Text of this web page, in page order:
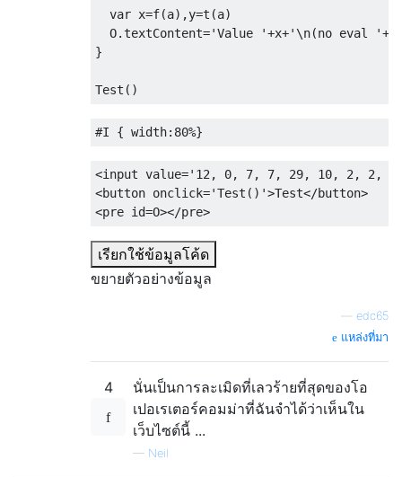
var x=f(a),y=t (a)
  O
.textContent='Value '+x+'\n(no eval '+
}
Test ()
#I { width: 80%}
<input value='12, 0, 7, 7, 29, 10, 2, 2,
<button onclick='Test () '>Test</button>
<pre id=O></pre>
เรียกใช้ข้อมูลโค้ด
ขยายตัวอย่างข้อมูล
edc65
แหล่งที่มา
4
นั่นเป็นการละเมิดที่เลวร้ายที่สุดของโอ
เปอเรเตอร์คอมม่าที่ฉันจำได้ว่าเห็นใน
เว็บไซต์นี้ ...
— Neil